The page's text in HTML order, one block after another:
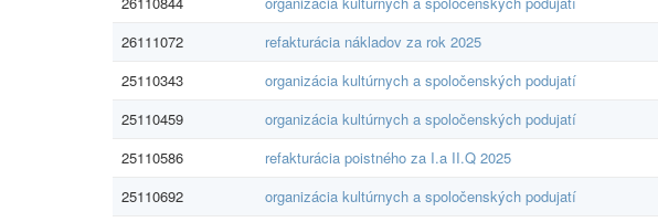
26111072
refakturácia nákladov za rok 2025
25110343
organizácia kultúrnych a spoločenských podujatí
25110459
organizácia kultúrnych a spoločenských podujatí
25110586
refakturácia poistného za I.a II.Q 2025
25110692
organizácia kultúrnych a spoločenských podujatí